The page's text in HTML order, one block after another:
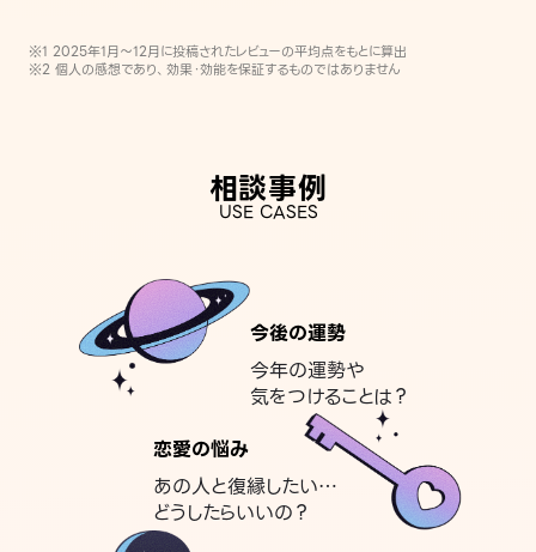
※1 2025年1月〜12月に投稿されたレビューの平均点をもとに算出
※2 個人の感想であり、効果・効能を保証するものではありません
相談事例
USE CASES
今後の運勢
今年の運勢や
気をつけることは？
恋愛の悩み
あの人と復縁したい…
どうしたらいいの？